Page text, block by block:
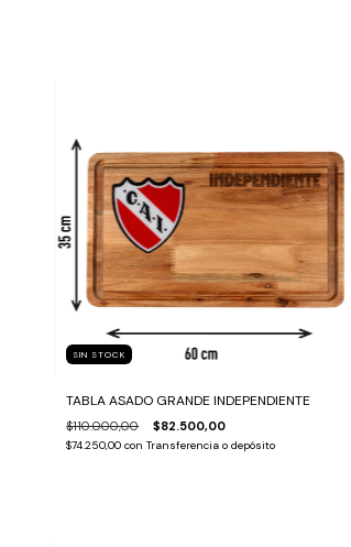
SIN STOCK
TABLA ASADO GRANDE INDEPENDIENTE
$110.000,00 $82.500,00
$74.250,00con Transferencia o depósito